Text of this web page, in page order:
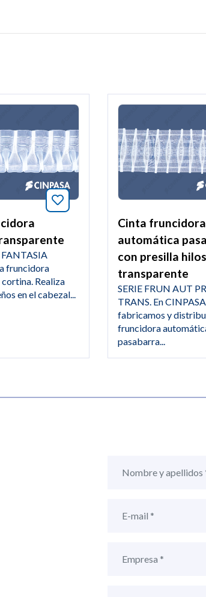
artículo Añade a favoritos este
FANTASIA
fruncidora
Realiza
en el cabezal...
Cinta fruncidora
automática
con presilla hilos
transparente
SERIE FRUN AUT
TRANS. En CINPASA
fabricamos y
fruncidora
pasabarra...